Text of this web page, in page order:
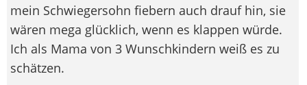
mein Schwiegersohn fiebern auch drauf hin, sie
wären mega glücklich, wenn es klappen würde.
Ich als Mama von 3 Wunschkindern weiß es zu
schätzen.